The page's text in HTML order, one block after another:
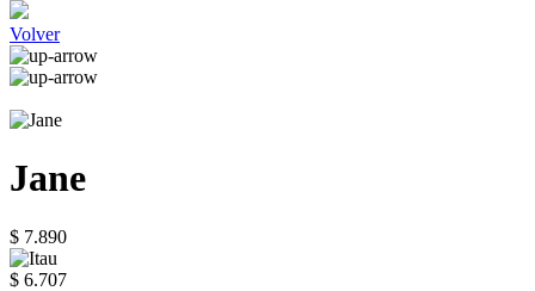
Volver
Jane
$ 7.890
$ 6.707